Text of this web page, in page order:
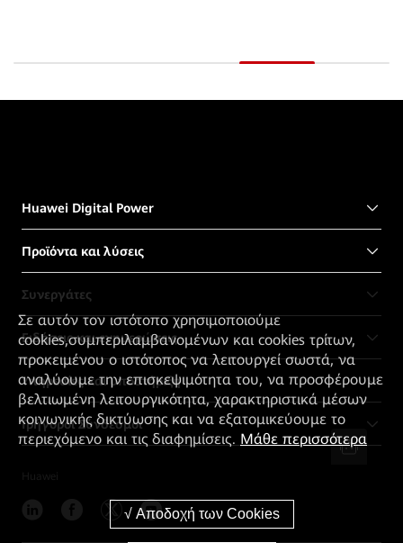
Huawei Digital Power
Προϊόντα και λύσεις
Συνεργάτες
Ειδήσεις και ενημερώσεις
Υπηρεσίες και υποστήριξη
Γρήγοροι Σύνδεσμοι
Σε αυτόν τον ιστότοπο χρησιμοποιούμε
cookies,συμπεριλαμβανομένων και cookies τρίτων,
προκειμένου ο ιστότοπος να λειτουργεί σωστά, να
αναλύουμε την επισκεψιμότητα του, να προσφέρουμε
βελτιωμένη λειτουργικότητα, χαρακτηριστικά μέσων
κοινωνικής δικτύωσης και να εξατομικεύουμε το
περιεχόμενο και τις διαφημίσεις. Μάθε περισσότερα